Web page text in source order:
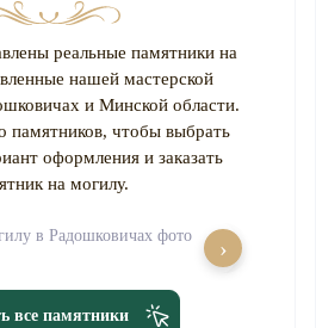
реальные памятники на
нашей мастерской
и Минской области.
памятников, чтобы выбрать
оформления и заказать
на могилу.
›
все памятники